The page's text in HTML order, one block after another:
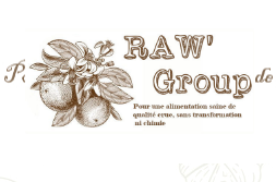
Aller
à
la
navigation
Aller
au
contenu